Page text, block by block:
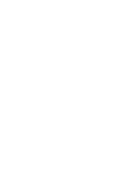
model w odpowiednim kolorze.